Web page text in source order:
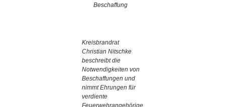
Beschaffung
Kreisbrandrat
Christian Nitschke
beschreibt die
Notwendigkeiten von
Beschaffungen und
nimmt Ehrungen für
verdiente
Feuerwehrangehörige